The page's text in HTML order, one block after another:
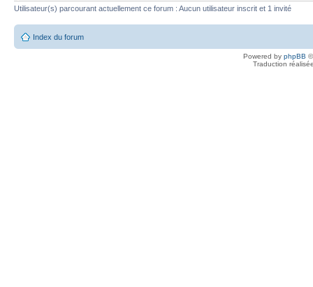
Utilisateur(s) parcourant actuellement ce forum : Aucun utilisateur inscrit et 1 invité
Index du forum
Powered by phpBB
Traduction